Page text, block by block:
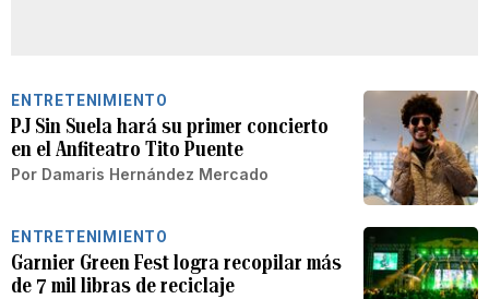
ENTRETENIMIENTO
PJ Sin Suela hará su primer concierto
en el Anfiteatro Tito Puente
Por Damaris Hernández Mercado
ENTRETENIMIENTO
Garnier Green Fest logra recopilar más
de 7 mil libras de reciclaje